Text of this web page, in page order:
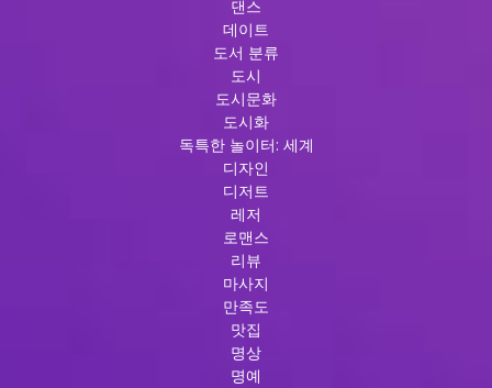
댄스
데이트
도서 분류
도시
도시문화
도시화
독특한 놀이터: 세계
디자인
디저트
레저
로맨스
리뷰
마사지
만족도
맛집
명상
명예